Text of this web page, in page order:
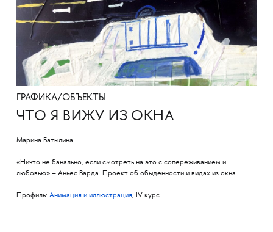
ГРАФИКА/ОБЪЕКТЫ
ЧТО Я ВИЖУ ИЗ ОКНА
Марина Батылина
«Ничто не банально, если смотреть на это с сопереживанием и
любовью» – Аньес Варда. Проект об обыденности и видах из окна.
Профиль: Анимация и иллюстрация, IV курс